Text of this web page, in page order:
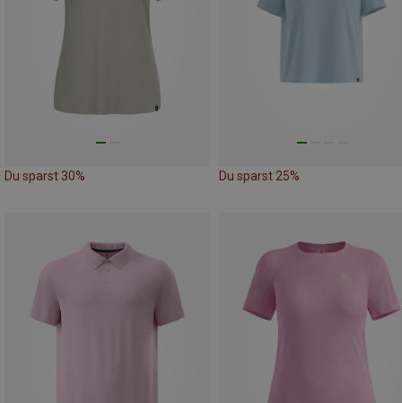
Du sparst 30% Du sparst 25%